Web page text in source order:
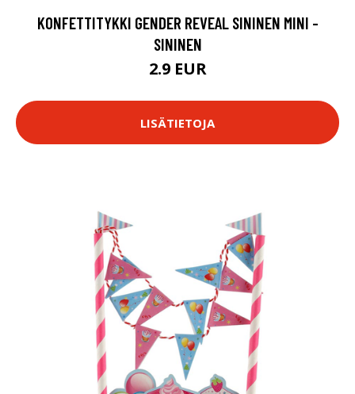
KONFETTITYKKI GENDER REVEAL SININEN MINI -
SININEN
2.9 EUR
LISÄTIETOJA